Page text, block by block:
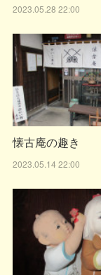
2023.05.28 22:00
懐古庵の趣き
2023.05.14 22:00